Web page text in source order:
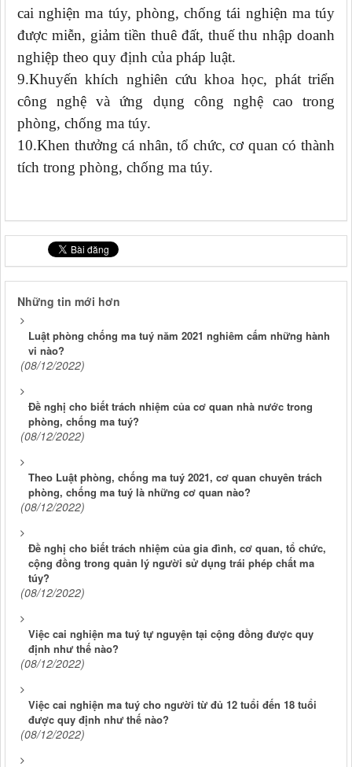
cai nghiện ma túy, phòng, chống tái nghiện ma túy
được miễn, giảm tiền thuê đất, thuế thu nhập doanh
nghiệp theo quy định của pháp luật.
9.Khuyến khích nghiên cứu khoa học, phát triển
công nghệ và ứng dụng công nghệ cao trong
phòng, chống ma túy.
10.Khen thưởng cá nhân, tổ chức, cơ quan có thành
tích trong phòng, chống ma túy.
Những tin mới hơn
Luật phòng chống ma tuý năm 2021 nghiêm cấm những hành
vi nào?
(08/12/2022)
Đề nghị cho biết trách nhiệm của cơ quan nhà nước trong
phòng, chống ma tuý?
(08/12/2022)
Theo Luật phòng, chống ma tuý 2021, cơ quan chuyên trách
phòng, chống ma tuý là những cơ quan nào?
(08/12/2022)
Đề nghị cho biết trách nhiệm của gia đình, cơ quan, tổ chức,
cộng đồng trong quản lý người sử dụng trái phép chất ma
túy?
(08/12/2022)
Việc cai nghiện ma tuý tự nguyện tại cộng đồng được quy
định như thế nào?
(08/12/2022)
Việc cai nghiện ma tuý cho người từ đủ 12 tuổi đến 18 tuổi
được quy định như thế nào?
(08/12/2022)